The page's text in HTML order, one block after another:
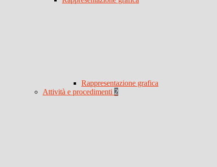
Rappresentazione grafica
Attività e procedimenti 2